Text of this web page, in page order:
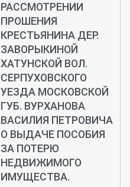
РАССМОТРЕНИИ
ПРОШЕНИЯ
КРЕСТЬЯНИНА ДЕР.
ЗАВОРЫКИНОЙ
ХАТУНСКОЙ ВОЛ.
СЕРПУХОВСКОГО
УЕЗДА МОСКОВСКОЙ
ГУБ. ВУРХАНОВА
ВАСИЛИЯ ПЕТРОВИЧА
О ВЫДАЧЕ ПОСОБИЯ
ЗА ПОТЕРЮ
НЕДВИЖИМОГО
ИМУЩЕСТВА.